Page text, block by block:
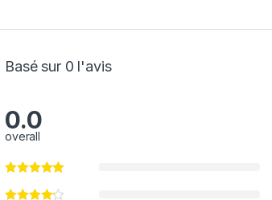
Basé sur 0 l'avis
0.0
overall